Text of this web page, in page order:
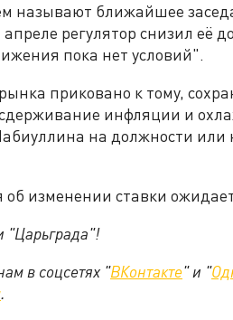
называют ближайшее
регулятор снизил её
пока нет условий".
приковано к тому,
инфляции и
на должности или
изменении ставки
"Царьграда"!
в соцсетях "ВКонтакте" и "
.